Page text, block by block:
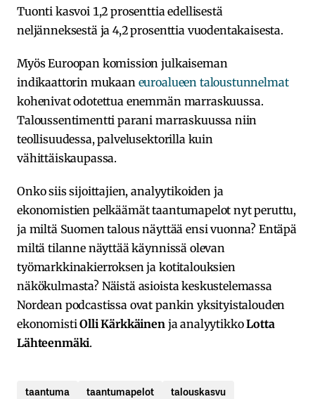
Tuonti kasvoi 1,2 prosenttia edellisestä
neljänneksestä ja 4,2 prosenttia vuodentakaisesta.
Myös Euroopan komission julkaiseman
indikaattorin mukaan euroalueen taloustunnelmat
kohenivat odotettua enemmän marraskuussa.
Taloussentimentti parani marraskuussa niin
teollisuudessa, palvelusektorilla kuin
vähittäiskaupassa.
Onko siis sijoittajien, analyytikoiden ja
ekonomistien pelkäämät taantumapelot nyt peruttu,
ja miltä Suomen talous näyttää ensi vuonna? Entäpä
miltä tilanne näyttää käynnissä olevan
työmarkkinakierroksen ja kotitalouksien
näkökulmasta? Näistä asioista keskustelemassa
Nordean podcastissa ovat pankin yksityistalouden
ekonomistiOlli Kärkkäinen ja analyytikkoLotta
Lähteenmäki.
taantuma taantumapelot talouskasvu